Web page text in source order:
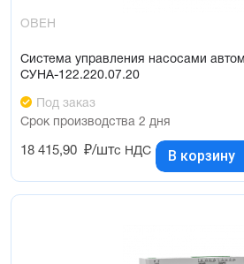
ОВЕН
Система управления насосами
СУНА-122.220.07.20
Под заказ
Срок производства 2 дня
18 415,90 ₽/штс НДС В корзину